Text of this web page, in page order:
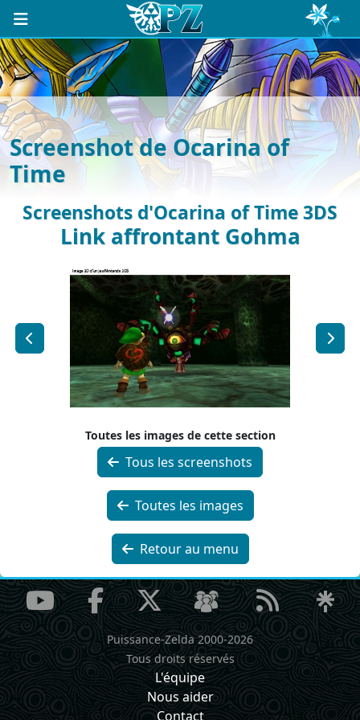
Screenshot de Ocarina of
Time
Screenshots d'Ocarina of Time 3DS
Link affrontant Gohma
Toutes les images de cette section
Tous les screenshots
Toutes les images
Retour au menu
Puissance-Zelda 2000-2026
Tous droits réservés
L'équipe
Nous aider
Contact